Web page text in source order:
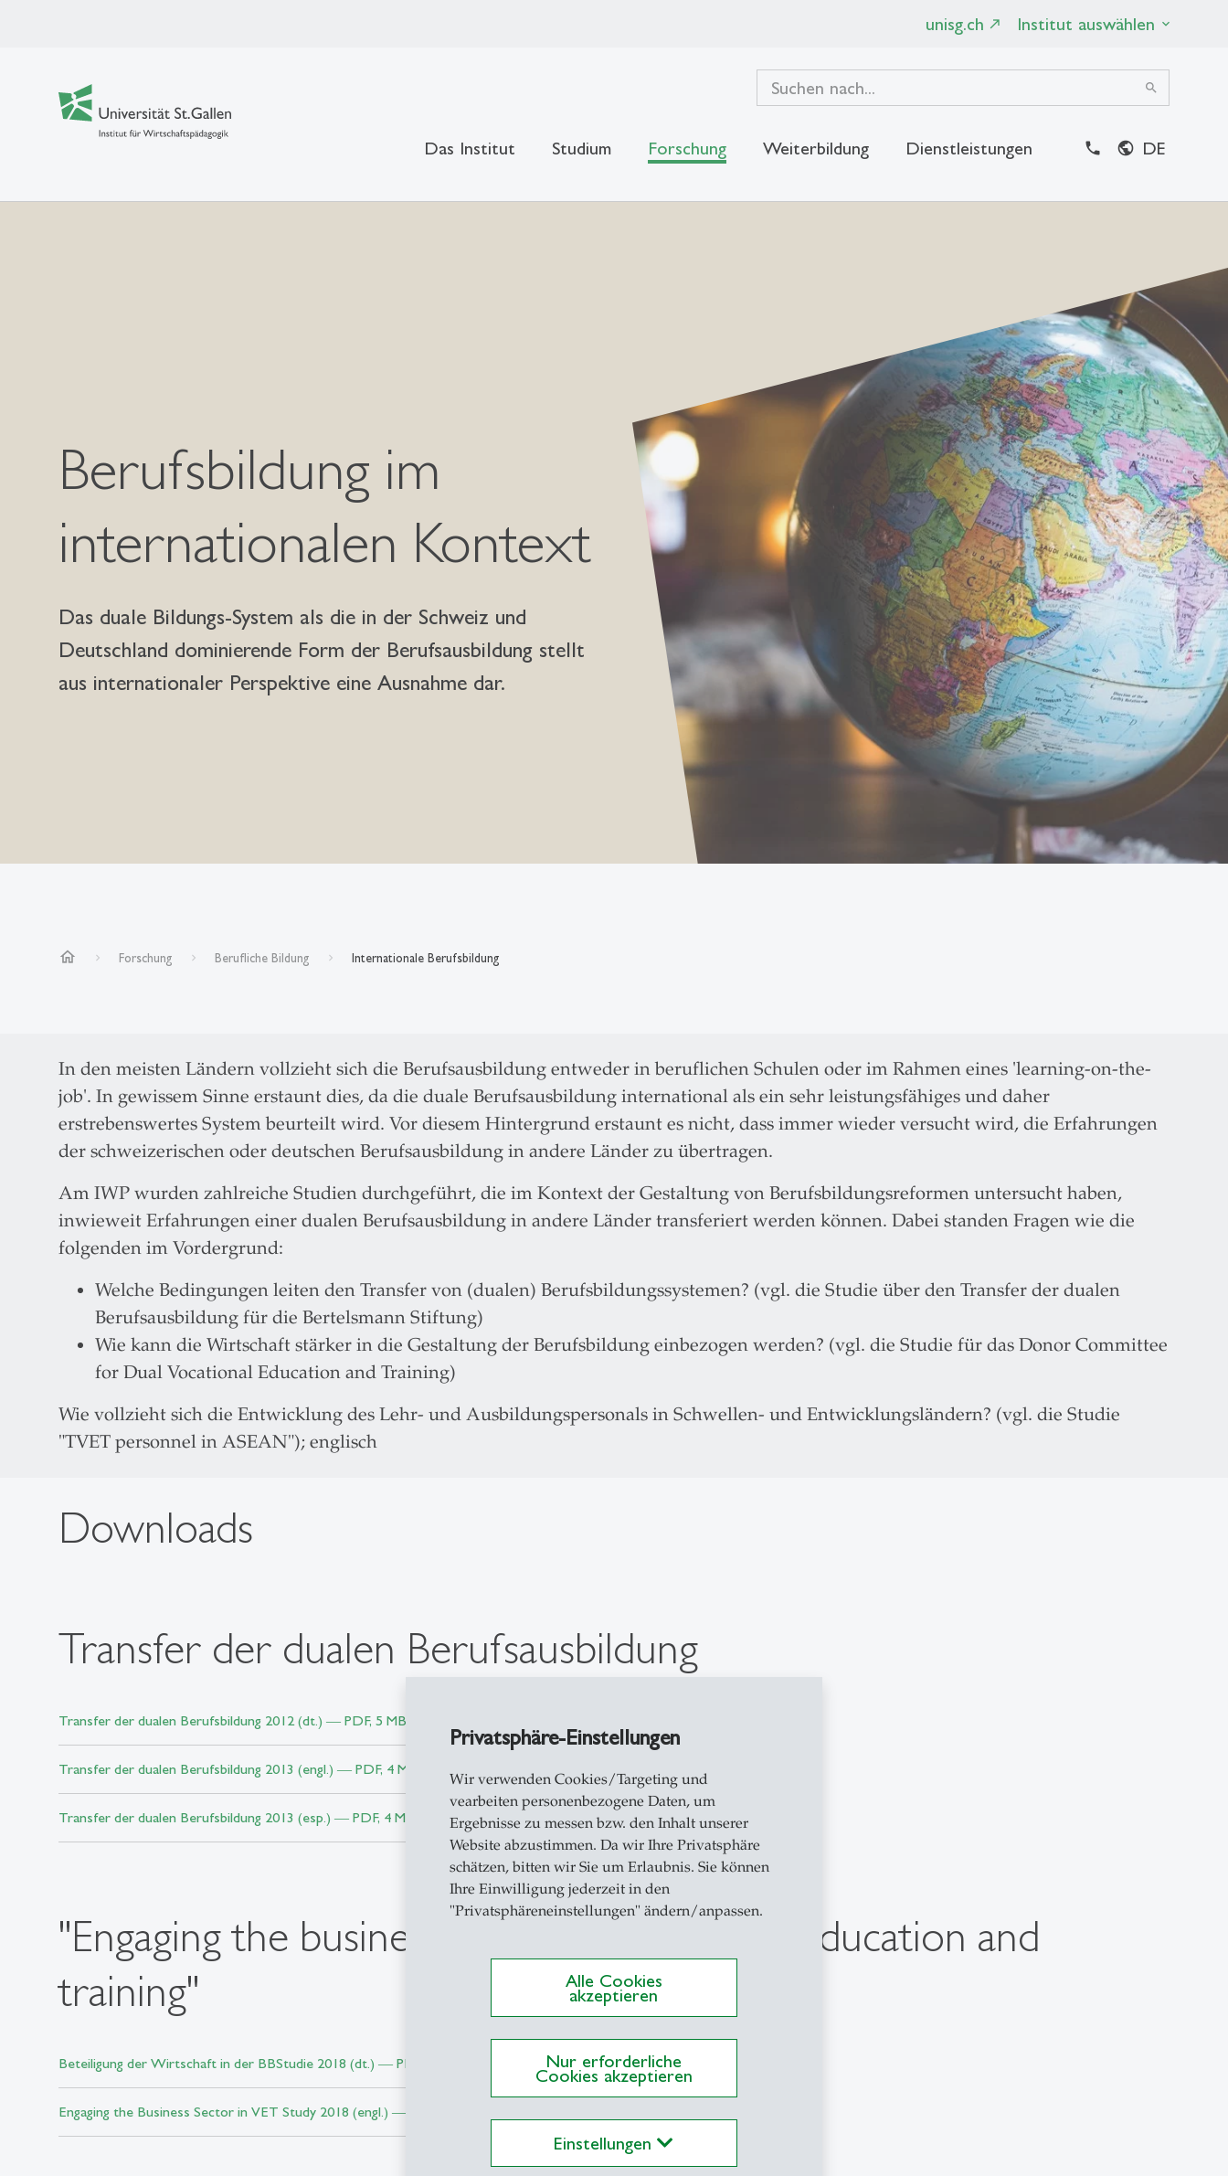
Privatsphäre-Einstellungen
Wir verwenden Cookies/Targeting und
vearbeiten personenbezogene Daten, um
Ergebnisse zu messen bzw. den Inhalt unserer
Website abzustimmen. Da wir Ihre Privatsphäre
schätzen, bitten wir Sie um Erlaubnis. Sie können
Ihre Einwilligung jederzeit in den
"Privatsphäreneinstellungen" ändern/anpassen.
Alle Cookies
akzeptieren
Nur erforderliche
Cookies akzeptieren
Einstellungen
unisg.ch Institut auswählen
search
Das Institut Studium Forschung Weiterbildung Dienstleistungen DE
Berufsbildung im
internationalen Kontext
Das duale Bildungs-System als die in der Schweiz und
Deutschland dominierende Form der Berufsausbildung stellt
aus internationaler Perspektive eine Ausnahme dar.
home Forschung Berufliche Bildung Internationale Berufsbildung
In den meisten Ländern vollzieht sich die Berufsausbildung entweder in beruflichen Schulen oder im Rahmen eines 'learning-on-the-
job'. In gewissem Sinne erstaunt dies, da die duale Berufsausbildung international als ein sehr leistungsfähiges und daher
erstrebenswertes System beurteilt wird. Vor diesem Hintergrund erstaunt es nicht, dass immer wieder versucht wird, die Erfahrungen
der schweizerischen oder deutschen Berufsausbildung in andere Länder zu übertragen.
Am IWP wurden zahlreiche Studien durchgeführt, die im Kontext der Gestaltung von Berufsbildungsreformen untersucht haben,
inwieweit Erfahrungen einer dualen Berufsausbildung in andere Länder transferiert werden können. Dabei standen Fragen wie die
folgenden im Vordergrund:
Welche Bedingungen leiten den Transfer von (dualen) Berufsbildungssystemen? (vgl. die Studie über den Transfer der dualen
Berufsausbildung für die Bertelsmann Stiftung)
Wie kann die Wirtschaft stärker in die Gestaltung der Berufsbildung einbezogen werden? (vgl. die Studie für das Donor Committee
for Dual Vocational Education and Training)
Wie vollzieht sich die Entwicklung des Lehr- und Ausbildungspersonals in Schwellen- und Entwicklungsländern? (vgl. die Studie
"TVET personnel in ASEAN"); englisch
Downloads
Transfer der dualen Berufsausbildung
Transfer der dualen Berufsbildung 2012 (dt.) ― PDF, 5 MB
Transfer der dualen Berufsbildung 2013 (engl.) ― PDF, 4 MB save_alt
Transfer der dualen Berufsbildung 2013 (esp.) ― PDF, 4 MB save_alt
"Engaging the business sector in vocational education and
training"
Beteiligung der Wirtschaft in der BBStudie 2018 (dt.) ― PDF, 789 KB save_alt
Engaging the Business Sector in VET Study 2018 (engl.) ― PDF, 739 KB